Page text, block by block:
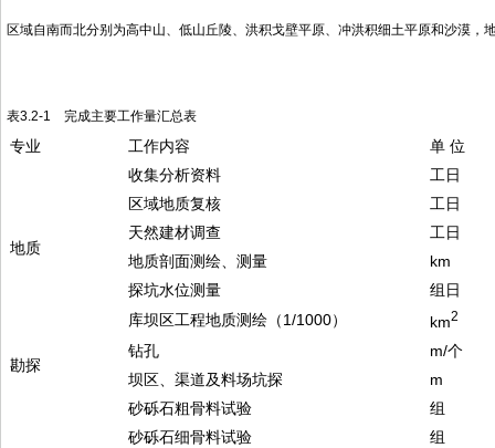
区域自南而北分别为高中山、低山丘陵、洪积戈壁平原、冲洪积细土平原和沙漠
表3.2-1 完成主要工作量汇总表
专业 工作内容 单 位
地质
收集分析资料
工日
区域地质复核
工日
天然建材调查
工日
地质剖面测绘、测量
km
探坑水位测量
组日
库坝区工程地质测绘（1/1000）
km2
勘探
钻孔
m/个
坝区、渠道及料场坑探
m
砂砾石粗骨料试验
组
砂砾石细骨料试验
组